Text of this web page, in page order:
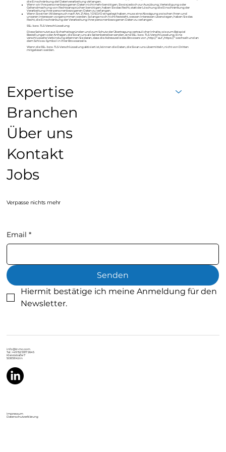
die Einschränkung der Datenverarbeitung verlangen.
Wenn wir Ihre personenbezogenen Daten nicht mehr benötigen, Sie sie jedoch zur Ausübung, Verteidigung oder
Geltendmachung von Rechtsansprüchen benötigen, haben Sie das Recht, statt der Löschung die Einschränkung der
Verarbeitung Ihrer personenbezogenen Daten zu verlangen.
Wenn Sie einen Widerspruch nach Art. 21 Abs. 1 DSGVO eingelegt haben, muss eine Abwägung zwischen Ihren und
unseren Interessen vorgenommen werden. Solange noch nicht feststeht, wessen Interessen überwiegen, haben Sie das
Recht, die Einschränkung der Verarbeitung Ihrer personenbezogenen Daten zu verlangen.
SSL- bzw. TLS-Verschlüsselung
Diese Seite nutzt aus Sicherheitsgründen und zum Schutz der Übertragung vertraulicher Inhalte, wie zum Beispiel
Bestellungen oder Anfragen, die Sie an uns als Seitenbetreiber senden, eine SSL- bzw. TLS-Verschlüsselung. Eine
verschlüsselte Verbindung erkennen Sie daran, dass die Adresszeile des Browsers von „http://“ auf „https://“ wechselt und an
dem Schloss-Symbol in Ihrer Browserzeile.
Wenn die SSL- bzw. TLS-Verschlüsselung aktiviert ist, können die Daten, die Sie an uns übermitteln, nicht von Dritten
mitgelesen werden.
Expertise
Branchen
Über uns
Kontakt
Jobs
Verpasse nichts mehr
Email *
Senden
Hiermit bestätige ich meine Anmeldung für den
Newsletter.
info@tr-mc.com
Tel: +49 152 5917 2645
Kleiststraße 7
50859 Köln
Impressum
Datenschutzerklärung